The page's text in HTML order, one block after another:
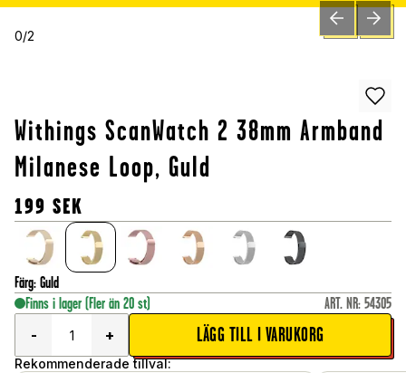
0/2 PREVIOUSNEXT
Withings ScanWatch 2 38mm Armband
Milanese Loop, Guld
199 SEK
Färg: Guld
Finns i lager (Fler än 20 st) ART. NR: 54305
-
+ LÄGG TILL I VARUKORG
Rekommenderade tillval: